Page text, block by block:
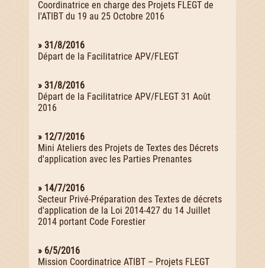
Coordinatrice en charge des Projets FLEGT de
l'ATIBT du 19 au 25 Octobre 2016
» 31/8/2016
Départ de la Facilitatrice APV/FLEGT
» 31/8/2016
Départ de la Facilitatrice APV/FLEGT 31 Août
2016
» 12/7/2016
Mini Ateliers des Projets de Textes des Décrets
d'application avec les Parties Prenantes
» 14/7/2016
Secteur Privé-Préparation des Textes de décrets
d'application de la Loi 2014-427 du 14 Juillet
2014 portant Code Forestier
» 6/5/2016
Mission Coordinatrice ATIBT – Projets FLEGT